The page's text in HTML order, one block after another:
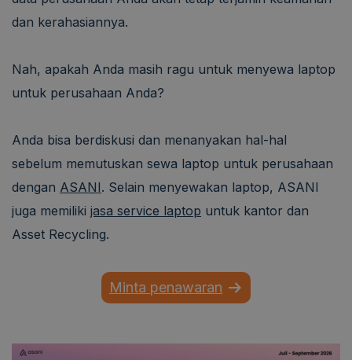
dan kerahasiannya.
Nah, apakah Anda masih ragu untuk menyewa laptop
untuk perusahaan Anda?
Anda bisa berdiskusi dan menanyakan hal-hal
sebelum memutuskan sewa laptop untuk perusahaan
dengan ASANI. Selain menyewakan laptop, ASANI
juga memiliki jasa service laptop untuk kantor dan
Asset Recycling.
Minta penawaran